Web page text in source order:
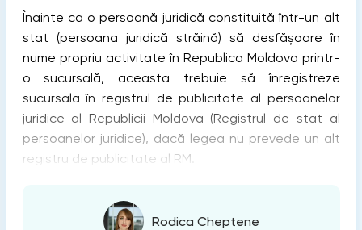
Înainte ca o persoană juridică constituită într-un alt
stat (persoana juridică străină) să desfășoare în
nume propriu activitate în Republica Moldova printr-
o sucursală, aceasta trebuie să înregistreze
sucursala în registrul de publicitate al persoanelor
juridice al Republicii Moldova (Registrul de stat al
persoanelor juridice), dacă legea nu prevede un alt
registru de publicitate al RM.
Rodica Cheptene